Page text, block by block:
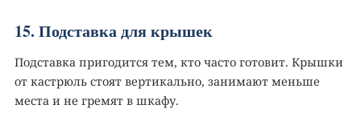
15. Подставка для крышек
Подставка пригодится тем, кто часто готовит. Крышки
от кастрюль стоят вертикально, занимают меньше
места и не гремят в шкафу.